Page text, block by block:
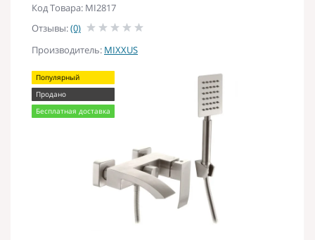
Код Товара: MI2817
Отзывы:(0)
Производитель: MIXXUS
Популярный
Продано
Бесплатная доставка